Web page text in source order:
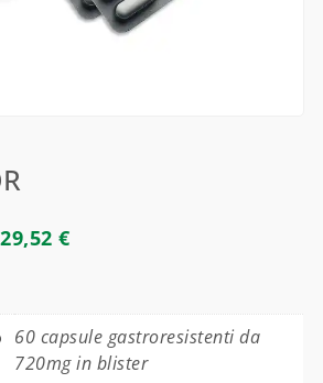
29,52€
60 capsule gastroresistenti da
720mg in blister